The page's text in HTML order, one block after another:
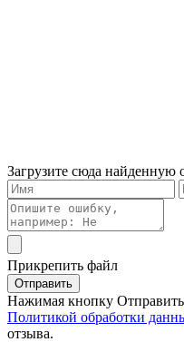
Загрузите сюда найденную
Прикрепить файл
Отправить
Нажимая кнопку
Политикой обработки
отзыва.